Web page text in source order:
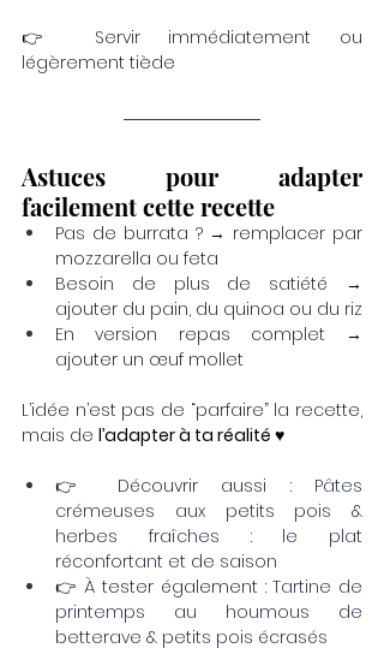
👉 Servir immédiatement ou
légèrement tiède
Astuces pour adapter
facilement cette recette
Pas de burrata ? → remplacer par
mozzarella ou feta
Besoin de plus de satiété →
ajouter du pain, du quinoa ou du riz
En version repas complet →
ajouter un œuf mollet
L’idée n’est pas de “parfaire” la recette,
mais de l’adapter à ta réalité ♥︎
👉 Découvrir aussi : Pâtes
crémeuses aux petits pois &
herbes fraîches : le plat
réconfortant et de saison
👉 À tester également : Tartine de
printemps au houmous de
betterave & petits pois écrasés